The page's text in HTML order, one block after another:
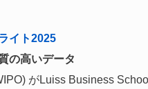
イト2025
の高いデータ
がLuiss Business